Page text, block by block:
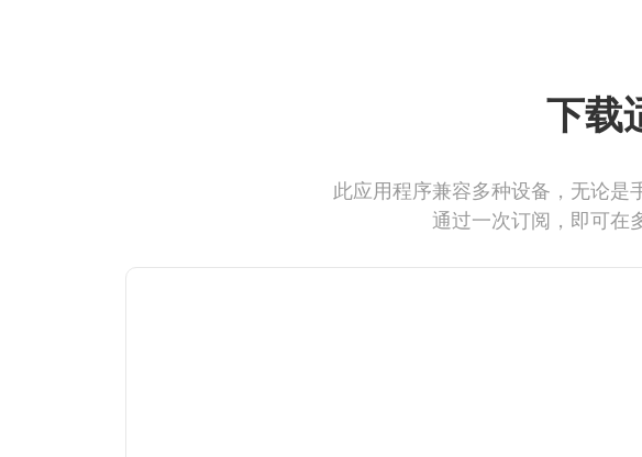
下载
此应用程序兼容多种设备，无论是
通过一次订阅，即可在